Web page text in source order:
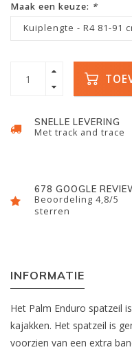
Maak een keuze: *
Kuiplengte - R4 81-91
SNELLE LEVERING
Met track and trace
678 GOOGLE
Beoordeling 4,8/5
sterren
INFORMATIE
Het Palm Enduro spatzeil
kajakken. Het spatzeil is
voorzien van een extra